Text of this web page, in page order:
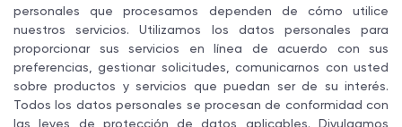
personales que procesamos dependen de cómo utilice
nuestros servicios. Utilizamos los datos personales para
proporcionar sus servicios en línea de acuerdo con sus
preferencias, gestionar solicitudes, comunicarnos con usted
sobre productos y servicios que puedan ser de su interés.
Todos los datos personales se procesan de conformidad con
las leyes de protección de datos aplicables. Divulgamos